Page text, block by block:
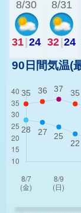
8/30
31|24
8/31
32|24
90日間気温(